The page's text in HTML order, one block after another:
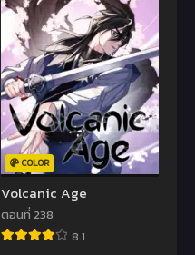
COLOR
Volcanic Age
ตอนที่ 238
8.1